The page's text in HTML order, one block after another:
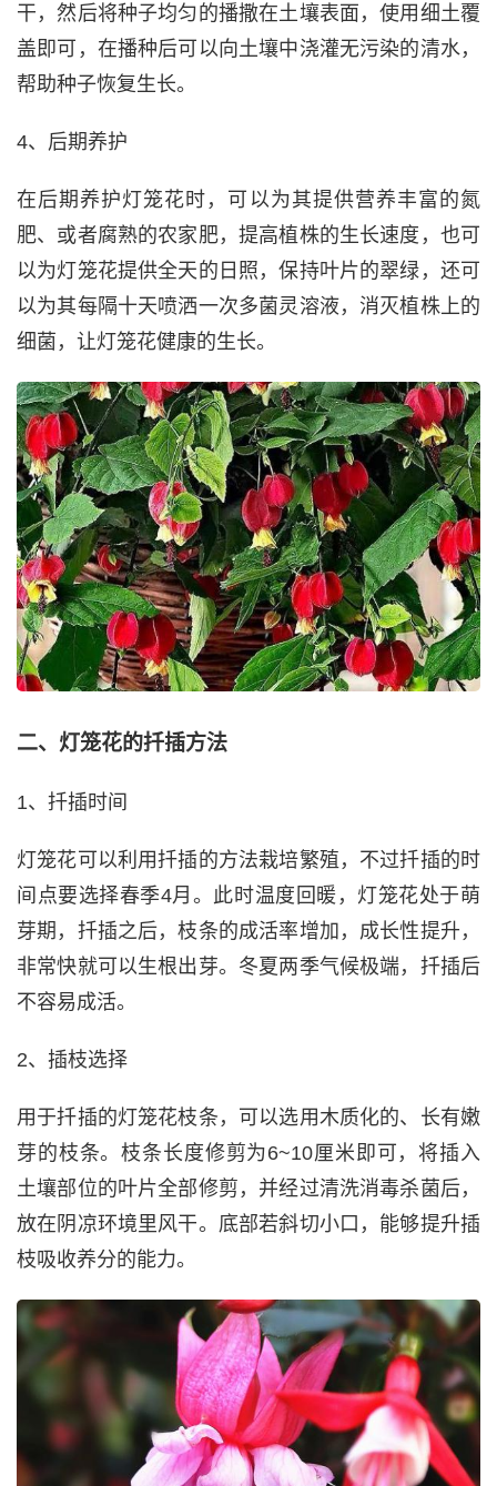
干，然后将种子均匀的播撒在土壤表面，使用细土覆
盖即可，在播种后可以向土壤中浇灌无污染的清水，
帮助种子恢复生长。
4、后期养护
在后期养护灯笼花时，可以为其提供营养丰富的氮
肥、或者腐熟的农家肥，提高植株的生长速度，也可
以为灯笼花提供全天的日照，保持叶片的翠绿，还可
以为其每隔十天喷洒一次多菌灵溶液，消灭植株上的
细菌，让灯笼花健康的生长。
二、灯笼花的扦插方法
1、扦插时间
灯笼花可以利用扦插的方法栽培繁殖，不过扦插的时
间点要选择春季4月。此时温度回暖，灯笼花处于萌
芽期，扦插之后，枝条的成活率增加，成长性提升，
非常快就可以生根出芽。冬夏两季气候极端，扦插后
不容易成活。
2、插枝选择
用于扦插的灯笼花枝条，可以选用木质化的、长有嫩
芽的枝条。枝条长度修剪为6~10厘米即可，将插入
土壤部位的叶片全部修剪，并经过清洗消毒杀菌后，
放在阴凉环境里风干。底部若斜切小口，能够提升插
枝吸收养分的能力。